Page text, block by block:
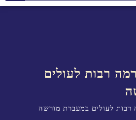
רבות לעולים
לעולים במעברת מורשה